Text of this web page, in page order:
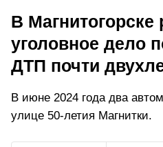
В Магнитогорске
уголовное дело
ДТП почти
В июне 2024 года два
улице 50-летия Магнитки.